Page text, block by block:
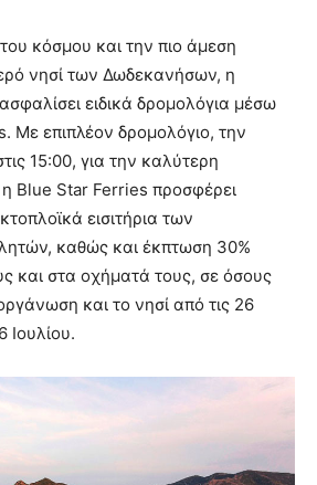
κόσμου και την πιο άμεση
νησί των Δωδεκανήσων, η
ειδικά δρομολόγια μέσω
Με επιπλέον δρομολόγιο, την
15:00, για την καλύτερη
Blue Star Ferries προσφέρει
εισιτήρια των
καθώς και έκπτωση 30%
και στα οχήματά τους, σε όσους
και το νησί από τις 26
Ιουλίου.